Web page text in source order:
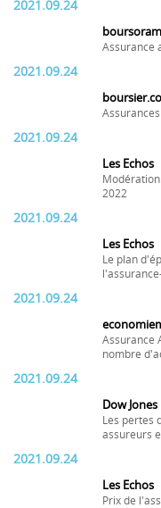
2021.09.24
Assurance
2021.09.24
2021.09.24
Les Echos
2022
2021.09.24
Les Echos
Le plan
2021.09.24
Assurance
nombre
2021.09.24
Dow Jones
Les pertes
assureurs
2021.09.24
Les Echos
Prix de